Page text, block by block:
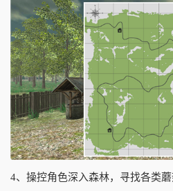
4、操控角色深入森林，寻找各类